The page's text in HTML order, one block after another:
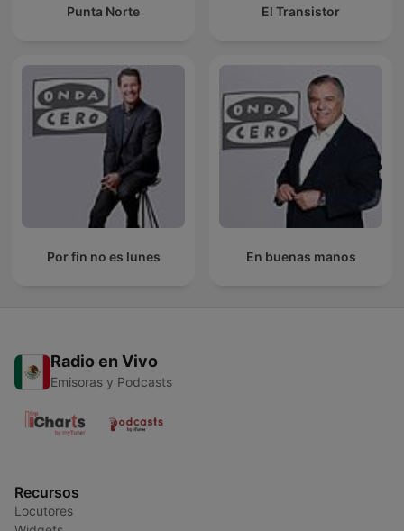
Punta Norte El Transistor
Por fin no es lunes En buenas manos
Radio en Vivo
Emisoras y Podcasts
Recursos
Locutores